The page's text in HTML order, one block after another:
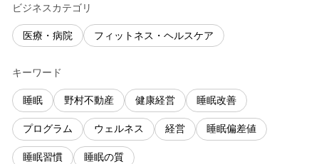
ビジネスカテゴリ
医療・病院 フィットネス・ヘルスケア
キーワード
睡眠 野村不動産 健康経営 睡眠改善
プログラム ウェルネス 経営 睡眠偏差値
睡眠習慣 睡眠の質